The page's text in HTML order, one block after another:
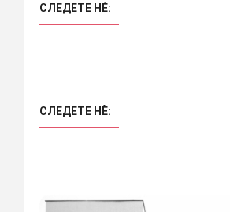
СЛЕДЕТЕ НÈ:
СЛЕДЕТЕ НÈ: